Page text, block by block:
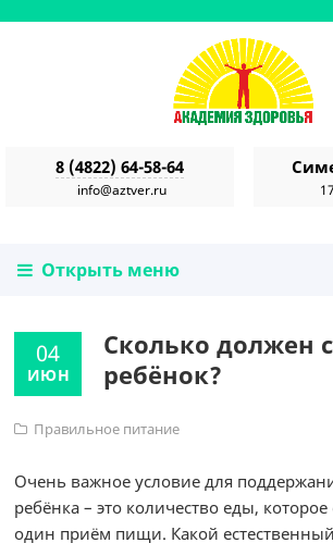
8 (4822) 64-58-64
info@aztver.ru
Открыть меню
04
ИЮН
Сколько должен
ребёнок?
Правильное питание
Очень важное условие для
ребёнка – это количество еды, которое
один приём пищи. Какой